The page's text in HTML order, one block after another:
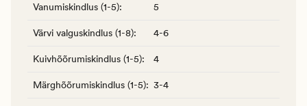
Vanumiskindlus (1-5): 5
Värvi valguskindlus (1-8): 4-6
Kuivhõõrumiskindlus (1-5): 4
Märghõõrumiskindlus (1-5): 3-4